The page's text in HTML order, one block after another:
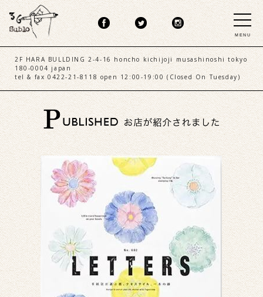
MENU
2F HARA BULLDING 2-4-16 honcho kichijoji musashinoshi tokyo
180-0004 japan
tel & fax 0422-21-8118 open 12:00-19:00 (Closed On Tuesday)